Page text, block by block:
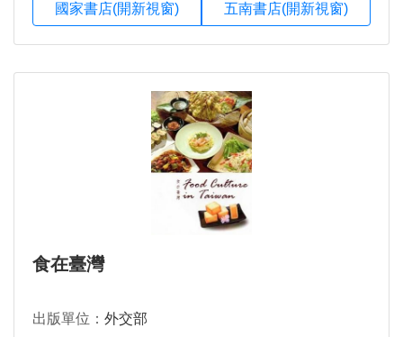
國家書店(開新視窗) 五南書店(開新視窗)
食在臺灣
出版單位： 外交部